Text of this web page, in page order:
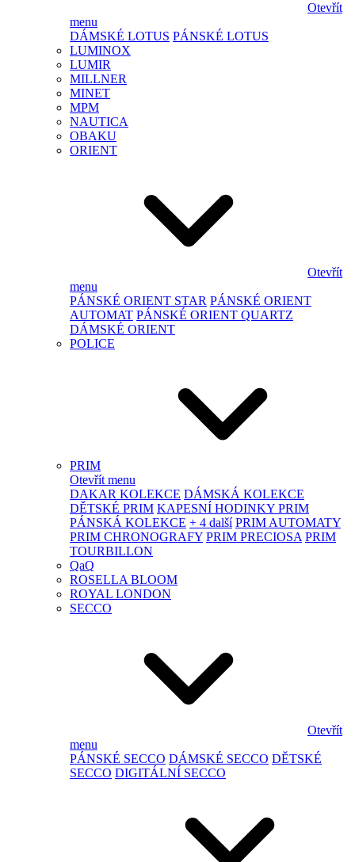
Otevřít
menu
DÁMSKÉ LOTUS PÁNSKÉ LOTUS
LUMINOX
LUMIR
MILLNER
MINET
MPM
NAUTICA
OBAKU
ORIENT
Otevřít
menu
PÁNSKÉ ORIENT STAR PÁNSKÉ ORIENT
AUTOMAT PÁNSKÉ ORIENT QUARTZ
DÁMSKÉ ORIENT
POLICE
PRIM
Otevřít menu
DAKAR KOLEKCE DÁMSKÁ KOLEKCE
DĚTSKÉ PRIM KAPESNÍ HODINKY PRIM
PÁNSKÁ KOLEKCE + 4 další PRIM AUTOMATY
PRIM CHRONOGRAFY PRIM PRECIOSA PRIM
TOURBILLON
QaQ
ROSELLA BLOOM
ROYAL LONDON
SECCO
Otevřít
menu
PÁNSKÉ SECCO DÁMSKÉ SECCO DĚTSKÉ
SECCO DIGITÁLNÍ SECCO